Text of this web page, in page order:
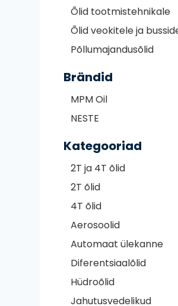
Õlid tootmistehnikale
Õlid veokitele ja
Põllumajandusõlid
Brändid
MPM Oil
NESTE
Kategooriad
2T ja 4T õlid
2T õlid
4T õlid
Aerosoolid
Automaat ülekanne
Diferentsiaalõlid
Hüdroõlid
Jahutusvedelikud